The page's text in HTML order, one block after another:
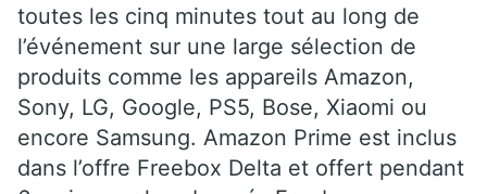
toutes les cinq minutes tout au long de
l’événement sur une large sélection de
produits comme les appareils Amazon,
Sony, LG, Google, PS5, Bose, Xiaomi ou
encore Samsung. Amazon Prime est inclus
dans l’offre Freebox Delta et offert pendant